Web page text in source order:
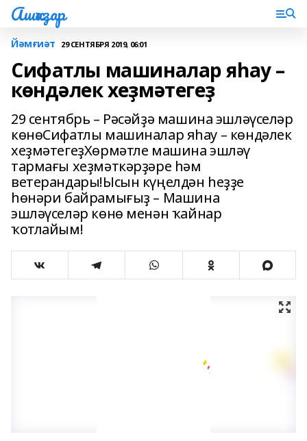
Ашҡаҙар
Йәмғиәт 29 СЕНТЯБРЯ 2019, 06:01
Сифатлы машиналар яһау –
көндәлек хеҙмәтегеҙ
29 сентябрь – Рәсәйҙә машина эшләүселәр
көнөСифатлы машиналар яһау – көндәлек
хеҙмәтегеҙХөрмәтле машина эшләү
тармағы хеҙмәткәрҙәре һәм
ветерандары!Ысын күңелдән һеҙҙе
һөнәри байрамығыҙ – Машина
эшләүселәр көнө менән ҡайнар
ҡотлайым!